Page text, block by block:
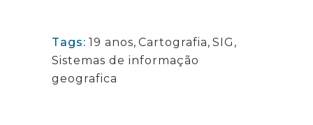
Tags: 19 anos, Cartografia, SIG ,
Sistemas de informação
geografica